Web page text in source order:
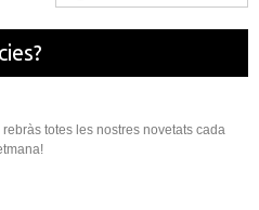
totes les nostres novetats cada